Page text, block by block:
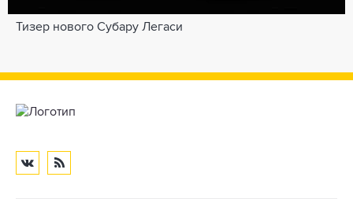
Тизер нового Субару Легаси